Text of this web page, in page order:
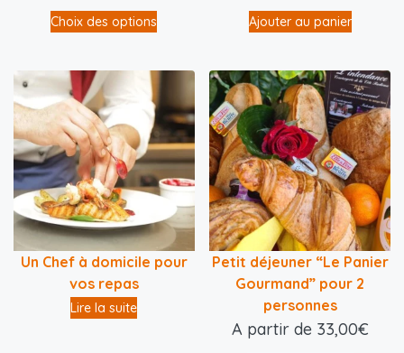
Choix des options Ajouter au panier
Un Chef à domicile pour
vos repas
Lire la suite
Petit déjeuner “Le Panier
Gourmand” pour 2
personnes
A partir de 33,00€